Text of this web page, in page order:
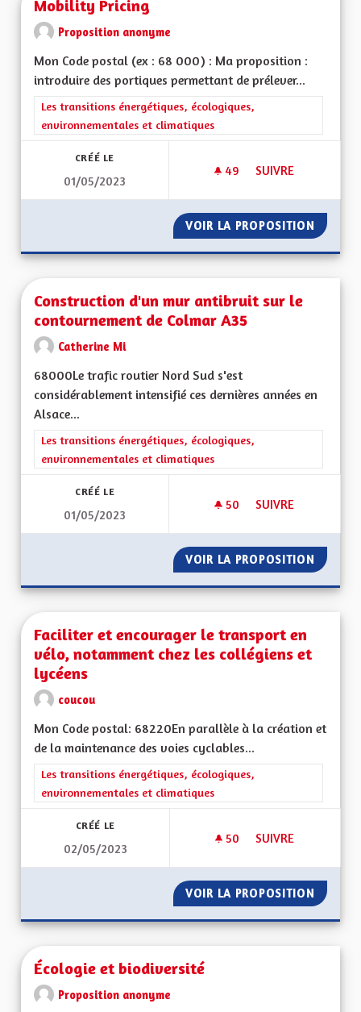
Mobility Pricing
Proposition anonyme
Mon Code postal (ex : 68 000) : Ma proposition :
introduire des portiques permettant de prélever...
Filtrer les résultats de la catégorie : Les transitions
Les transitions énergétiques, écologiques,
environnementales et climatiques
CRÉÉ LE
01/05/2023
49 49 ABONNÉS
SUIVRE
VOIR LA PROPOSITION
Construction d'un mur antibruit sur le
contournement de Colmar A35
Catherine Mi
68000Le trafic routier Nord Sud s'est
considérablement intensifié ces dernières années en
Alsace...
Filtrer les résultats de la catégorie : Les transitions
Les transitions énergétiques, écologiques,
environnementales et climatiques
CRÉÉ LE
01/05/2023
50 50 ABONNÉS
SUIVRE
VOIR LA PROPOSITION
Faciliter et encourager le transport en
vélo, notamment chez les collégiens et
lycéens
coucou
Mon Code postal: 68220En parallèle à la création et
de la maintenance des voies cyclables...
Filtrer les résultats de la catégorie : Les transitions
Les transitions énergétiques, écologiques,
environnementales et climatiques
CRÉÉ LE
02/05/2023
50 50 ABONNÉS
SUIVRE
VOIR LA PROPOSITION
Écologie et biodiversité
Proposition anonyme